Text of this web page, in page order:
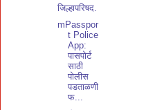
जिल्हापरिषद.
mPasspor
t Police
App:
पासपोर्ट
साठी
पोलीस
पडताळणी
फ...